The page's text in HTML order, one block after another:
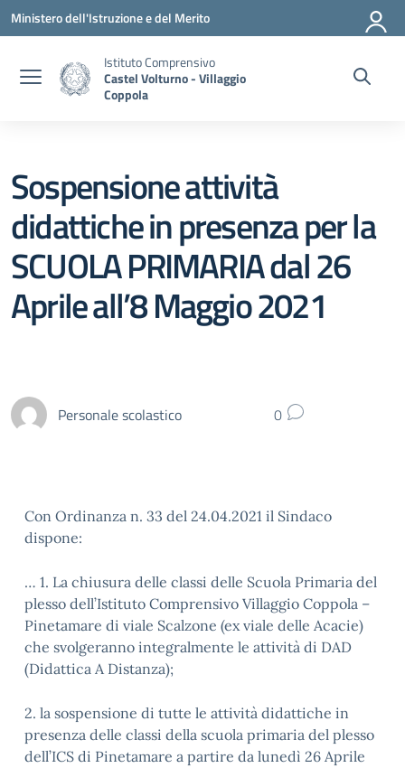
Vai ai contenuti
Vai al menu di navigazione
Vai al footer
Ministero dell'Istruzione e del Merito
Istituto Comprensivo
Castel Volturno - Villaggio
Coppola
Sospensione attività
didattiche in presenza per la
SCUOLA PRIMARIA dal 26
Aprile all’8 Maggio 2021
Personale scolastico 0
Con Ordinanza n. 33 del 24.04.2021 il Sindaco
dispone:
… 1. La chiusura delle classi delle Scuola Primaria del
plesso dell’Istituto Comprensivo Villaggio Coppola –
Pinetamare di viale Scalzone (ex viale delle Acacie)
che svolgeranno integralmente le attività di DAD
(Didattica A Distanza);
2. la sospensione di tutte le attività didattiche in
presenza delle classi della scuola primaria del plesso
dell’ICS di Pinetamare a partire da lunedì 26 Aprile